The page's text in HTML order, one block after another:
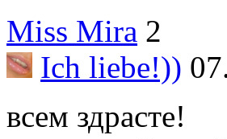
Miss Mira 2
Ich liebe!))
всем здрасте!